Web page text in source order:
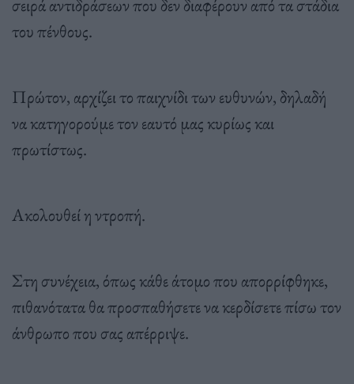
του πένθους.
Πρώτον, αρχίζει το παιχνίδι των ευθυνών, δηλαδή
να κατηγορούμε τον εαυτό μας κυρίως και
πρωτίστως.
Ακολουθεί η ντροπή.
Στη συνέχεια, όπως κάθε άτομο που απορρίφθηκε,
πιθανότατα θα προσπαθήσετε να κερδίσετε πίσω τον
άνθρωπο που σας απέρριψε.